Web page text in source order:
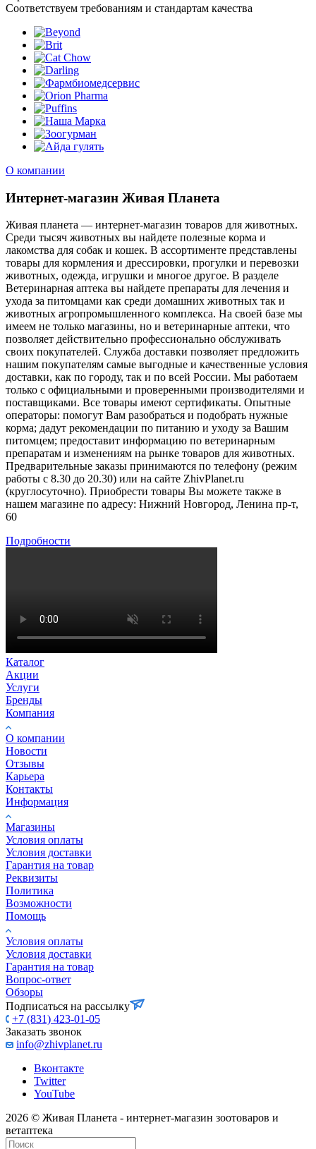
Соответствуем требованиям и стандартам качества
О компании
Интернет-магазин Живая Планета
Живая планета — интернет-магазин товаров для животных.
Среди тысяч животных вы найдете полезные корма и
лакомства для собак и кошек. В ассортименте представлены
товары для кормления и дрессировки, прогулки и перевозки
животных, одежда, игрушки и многое другое. В разделе
Ветеринарная аптека вы найдете препараты для лечения и
ухода за питомцами как среди домашних животных так и
животных агропромышленного комплекса. На своей базе мы
имеем не только магазины, но и ветеринарные аптеки, что
позволяет действительно профессионально обслуживать
своих покупателей. Служба доставки позволяет предложить
нашим покупателям самые выгодные и качественные условия
доставки, как по городу, так и по всей России. Мы работаем
только с официальными и проверенными производителями и
поставщиками. Все товары имеют сертификаты. Опытные
операторы: помогут Вам разобраться и подобрать нужные
корма; дадут рекомендации по питанию и уходу за Вашим
питомцем; предоставит информацию по ветеринарным
препаратам и изменениям на рынке товаров для животных.
Предварительные заказы принимаются по телефону (режим
работы с 8.30 до 20.30) или на сайте ZhivPlanet.ru
(круглосуточно). Приобрести товары Вы можете также в
нашем магазине по адресу: Нижний Новгород, Ленина пр-т,
60
Подробности
Каталог
Акции
Услуги
Бренды
Компания
О компании
Новости
Отзывы
Карьера
Контакты
Информация
Магазины
Условия оплаты
Условия доставки
Гарантия на товар
Реквизиты
Политика
Возможности
Помощь
Условия оплаты
Условия доставки
Гарантия на товар
Вопрос-ответ
Обзоры
Подписаться на рассылку
+7 (831) 423-01-05
Заказать звонок
info@zhivplanet.ru
Вконтакте
Twitter
YouTube
2026 © Живая Планета - интернет-магазин зоотоваров и
ветаптека